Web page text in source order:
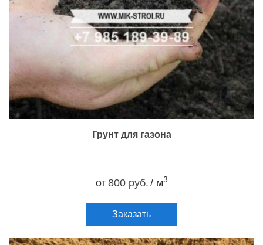
Грунт для газона
от800 руб. / м3
Заказать